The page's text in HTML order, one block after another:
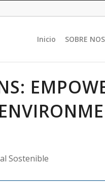
Inicio SOBRE
Sostenible